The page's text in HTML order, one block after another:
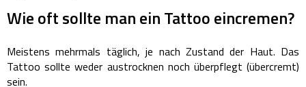
Wie oft sollte man ein Tattoo eincremen?
Meistens mehrmals täglich, je nach Zustand der Haut. Das
Tattoo sollte weder austrocknen noch überpflegt (übercremt)
sein.